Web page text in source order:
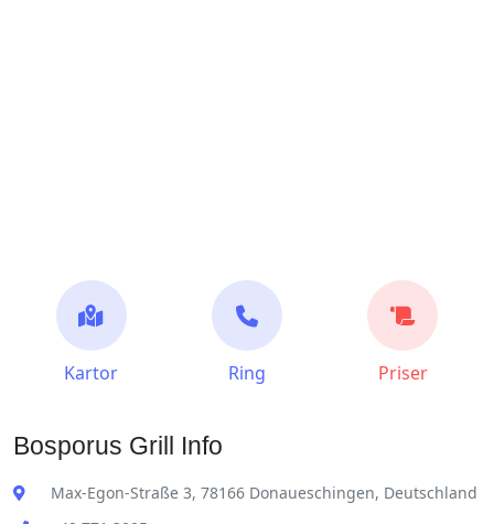
Kartor Ring Priser
Bosporus Grill Info
Max-Egon-Straße 3, 78166 Donaueschingen, Deutschland